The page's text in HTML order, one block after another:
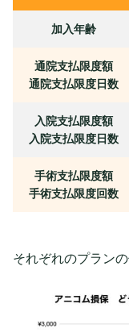
加入年齢
通院支払限度額
通院支払限度日数
入院支払限度額
入院支払限度日数
手術支払限度額
手術支払限度回数
それぞれのプラン